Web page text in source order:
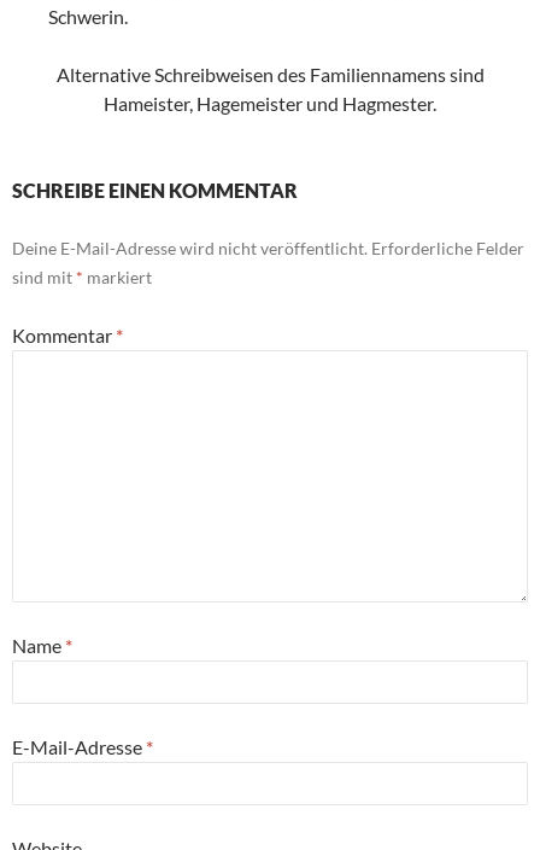
Schwerin.
Alternative Schreibweisen des Familiennamens sind
Hameister, Hagemeister und Hagmester.
SCHREIBE EINEN KOMMENTAR
Deine E-Mail-Adresse wird nicht veröffentlicht. Erforderliche Felder
sind mit * markiert
Kommentar *
Name *
E-Mail-Adresse *